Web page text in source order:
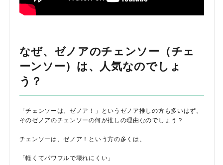
なぜ、ゼノアのチェンソー（チェ
ーンソー）は、人気なのでしょ
う？
「チェンソーは、ゼノア！」というゼノア推しの方も多いはず。
そのゼノアのチェンソーの何が推しの理由なのでしょう？
チェンソーは、ゼノア！という方の多くは、
「軽くてパワフルで壊れにくい」